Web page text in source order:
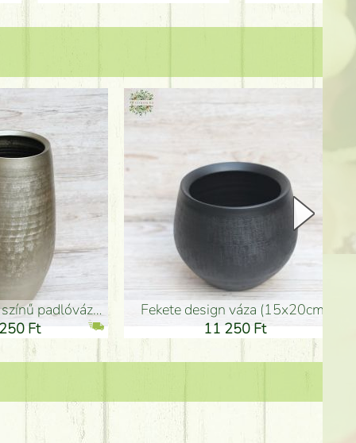
Kerámia váza 35*21cm
21 000 Ft
ballagó fiú fa betűző
1 300 Ft